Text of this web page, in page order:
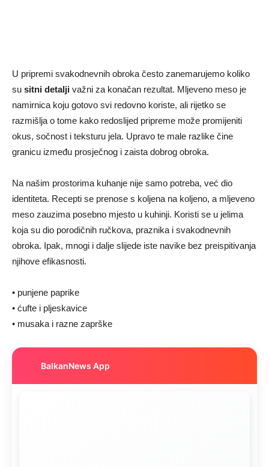
U pripremi svakodnevnih obroka često zanemarujemo koliko
su sitni detalji važni za konačan rezultat. Mljeveno meso je
namirnica koju gotovo svi redovno koriste, ali rijetko se
razmišlja o tome kako redoslijed pripreme može promijeniti
okus, sočnost i teksturu jela. Upravo te male razlike čine
granicu između prosječnog i zaista dobrog obroka.
Na našim prostorima kuhanje nije samo potreba, već dio
identiteta. Recepti se prenose s koljena na koljeno, a mljeveno
meso zauzima posebno mjesto u kuhinji. Koristi se u jelima
koja su dio porodičnih ručkova, praznika i svakodnevnih
obroka. Ipak, mnogi i dalje slijede iste navike bez preispitivanja
njihove efikasnosti.
• punjene paprike
• ćufte i pljeskavice
• musaka i razne zaprške
BalkanNews App